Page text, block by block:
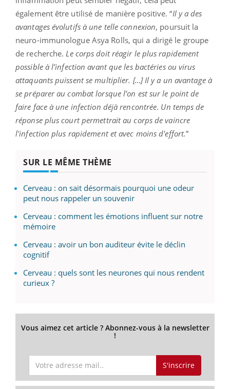
également être utilisé de manière positive. “Il y a des
avantages évolutifs à une telle connexion, poursuit la
neuro-immunologue Asya Rolls, qui a dirigé le groupe
de recherche.Le corps doit réagir le plus rapidement
possible à l’infection avant que les bactéries ou virus
attaquants puissent se multiplier. […] Il y a un avantage à
se préparer au combat lorsque l’on est sur le point de
faire face à une infection déjà rencontrée. Un temps de
réponse plus court permettrait au corps de vaincre
l'infection plus rapidement et avec moins d'effort.”
SUR LE MÊME THÈME
Cerveau : on sait désormais pourquoi une odeur
peut nous rappeler un souvenir
Cerveau : comment les émotions influent sur notre
mémoire
Cerveau : avoir un bon auditeur évite le déclin
cognitif
Cerveau : quels sont les neurones qui nous rendent
curieux ?
Vous aimez cet article ? Abonnez-vous à la newsletter
!
S'inscrire